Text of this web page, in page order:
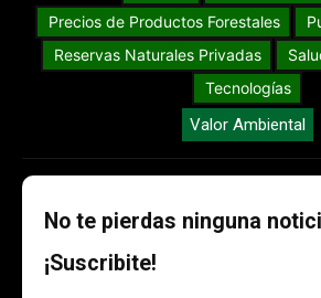
Precios de Productos Forestales
Reservas Naturales Privadas
Tecnologías
Valor Ambiental
No te pierdas ninguna
¡Suscribite!